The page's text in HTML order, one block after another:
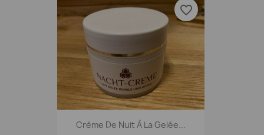
Crème De Nuit À La Gelée...
favorite_border